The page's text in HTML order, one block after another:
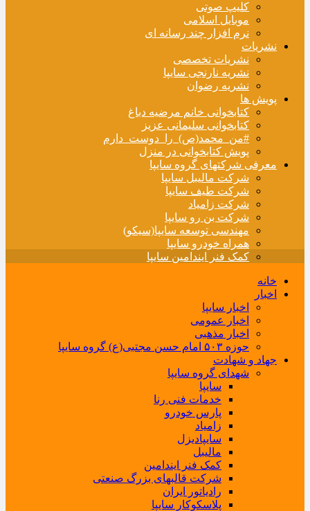
کلیپ صوتی
موبایل اسلامی
نرم افزار چند رسانه ای
نشریات
نشریات تخصصی
نشریه نارنجی سایپا
نشریه رضوان
پویش ها
کتابخوانی خانم مرضیه دباغ
کتابخوانی سلیمانی عزیز
#من_محمد(ص)_را_دوست_دارم
پویش کتابخوانی در منزل
معرفی شرکتهای گروه سایپا
شرکت مالیبل سایپا
شرکت طیف سایپا
شرکت زامیاد
شرکت بن رو سایپا
مهندسی توسعه سایپا(سیکو)
همراه خودرو سایپا
کمک فنر ایندامین سایپا
خانه
اخبار
اخبار سایپا
اخبار عمومی
اخبار مذهبی
حوزه ۵۰۳ امام حسن مجتبی(ع) گروه سایپا
جهاد و شهادت
شهدای گروه سایپا
سایپا
خدمات فنی رنا
پارس خودرو
زامیاد
سایپادیزل
مالیبل
کمک فنر ایندامین
شرکت قالبهای بزرگ صنعتی
رادیاتور ایران
پلاسکوکار سایپا